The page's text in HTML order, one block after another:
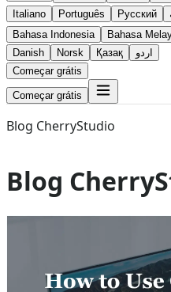
Italiano
Português Русский
Bahasa Indonesia
Bahasa
Danish
Norsk Қазақ
اردو
Começar grátis
Começar grátis
Blog CherryStudio
Blog